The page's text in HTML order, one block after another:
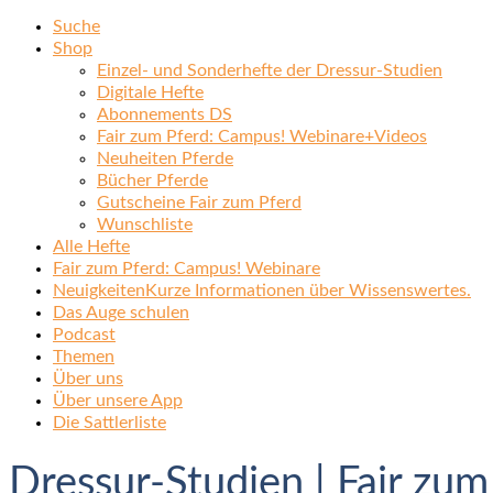
Suche
Shop
Einzel- und Sonderhefte der Dressur-Studien
Digitale Hefte
Abonnements DS
Fair zum Pferd: Campus! Webinare+Videos
Neuheiten Pferde
Bücher Pferde
Gutscheine Fair zum Pferd
Wunschliste
Alle Hefte
Fair zum Pferd: Campus! Webinare
Neuigkeiten Kurze Informationen über Wissenswertes.
Das Auge schulen
Podcast
Themen
Über uns
Über unsere App
Die Sattlerliste
Dressur-Studien | Fair